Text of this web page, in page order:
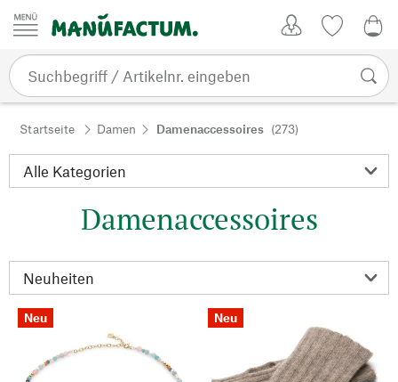
Zum Inhalt springen
Startseite Damen Damenaccessoires (273)
Damenaccessoires
Neu Neu